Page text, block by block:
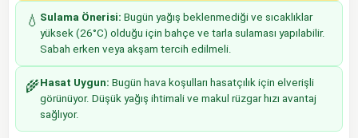
💧 Sulama Önerisi: Bugün yağış beklenmediği ve sıcaklıklar
yüksek (26°C) olduğu için bahçe ve tarla sulaması yapılabilir.
Sabah erken veya akşam tercih edilmeli.
🌾Hasat Uygun: Bugün hava koşulları hasatçılık için elverişli
görünüyor. Düşük yağış ihtimali ve makul rüzgar hızı avantaj
sağlıyor.